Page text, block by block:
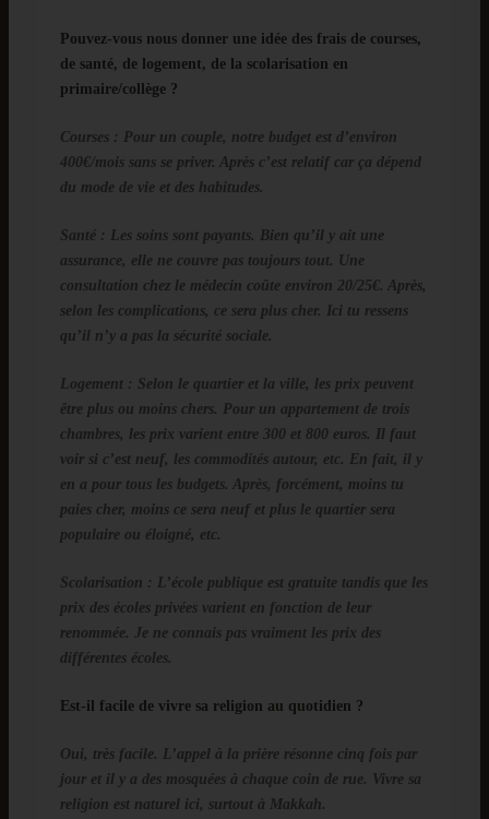
Pouvez-vous nous donner une idée des frais de courses,
de santé, de logement, de la scolarisation en
primaire/collège ?
Courses : Pour un couple, notre budget est d’environ
400€/mois sans se priver. Après c’est relatif car ça dépend
du mode de vie et des habitudes.
Santé: Les soins sont payants. Bien qu’il y ait une
assurance, elle ne couvre pas toujours tout. Une
consultation chez le médecin coûte environ 20/25€. Après,
selon les complications, ce sera plus cher. Ici tu ressens
qu’il n’y a pas la sécurité sociale.
Logement : Selon le quartier et la ville, les prix peuvent
être plus ou moins chers. Pour un appartement de trois
chambres, les prix varient entre 300 et 800 euros. Il faut
voir si c’est neuf, les commodités autour, etc. En fait, il y
en a pour tous les budgets. Après, forcément, moins tu
paies cher, moins ce sera neuf et plus le quartier sera
populaire ou éloigné, etc.
Scolarisation : L’école publique est gratuite tandis que les
prix des écoles privées varient en fonction de leur
renommée. Je ne connais pas vraiment les prix des
différentes écoles.
Est-il facile de vivre sa religion au quotidien ?
Oui, très facile. L’appel à la prière résonne cinq fois par
jour et il y a des mosquées à chaque coin de rue. Vivre sa
religion est naturel ici, surtout à Makkah.